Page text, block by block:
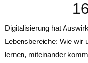
Digitalisierung hat
Lebensbereiche: Wie wir
lernen, miteinander